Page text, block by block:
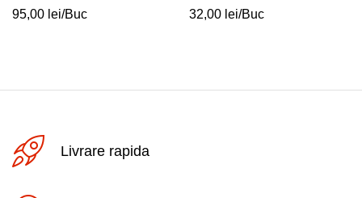
95,00 lei/Buc 32,00 lei/Buc
Livrare rapida